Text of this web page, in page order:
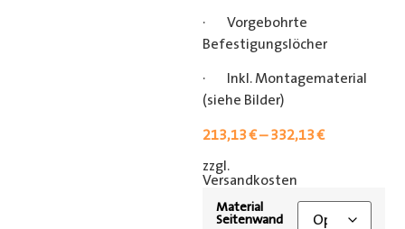
· Vorgebohrte
Befestigungslöcher
· Inkl. Montagematerial
(siehe Bilder)
213,13€–332,13€
zzgl.
Versandkosten
Material
Seitenwand